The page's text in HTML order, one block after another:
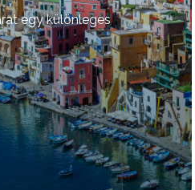
egy különleges